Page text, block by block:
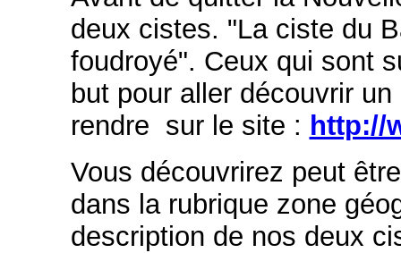
deux cistes. "La ciste du
foudroyé". Ceux qui sont
but pour aller découvrir
rendre sur le site : http://
Vous découvrirez peut
dans la rubrique zone
description de nos deux